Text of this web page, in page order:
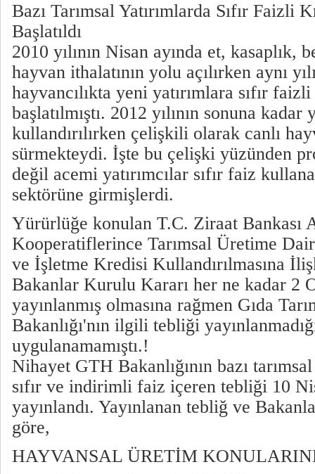
Bazı Tarımsal Yatırımlarda Sıfır Faizli
Başlatıldı
2010 yılının Nisan ayında et, kasaplık,
hayvan ithalatının yolu açılırken aynı
hayvancılıkta yeni yatırımlara sıfır
başlatılmıştı. 2012 yılının sonuna kadar
kullandırılırken çelişkili olarak canlı
sürmekteydi. İşte bu çelişki yüzünden
değil acemi yatırımcılar sıfır faiz
sektörüne girmişlerdi.
Yürürlüğe konulan T.C. Ziraat Bankası
Kooperatiflerince Tarımsal Üretime
ve İşletme Kredisi Kullandırılmasına
Bakanlar Kurulu Kararı her ne kadar 2
yayınlanmış olmasına rağmen Gıda
Bakanlığı'nın ilgili tebliği
uygulanamamıştı.!
Nihayet GTH Bakanlığının bazı
sıfır ve indirimli faiz içeren tebliği 10
yayınlandı. Yayınlanan tebliğ ve
göre,
HAYVANSAL ÜRETİM